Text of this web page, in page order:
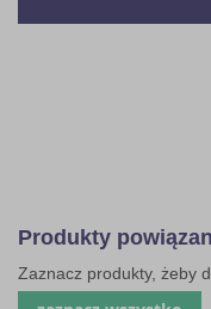
Produkty
Zaznacz produkty, żeby